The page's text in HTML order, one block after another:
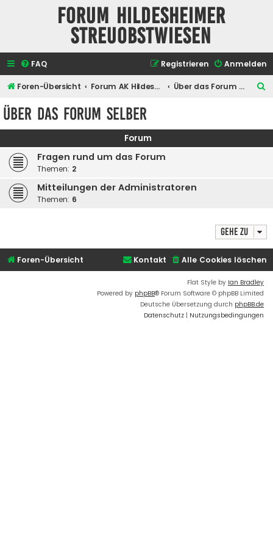
Forum Hildesheimer
Streuobstwiesen
FAQ Anmelden
Registrieren
Foren-Übersicht Forum AK Hildesheimer Streuobstwiesen Über das Forum selber
e
Über das Forum selber
Forum
Fragen rund um das Forum
Themen: 2
Mitteilungen der Administratoren
Themen: 6
Gehe zu
Foren-Übersicht Alle Cookies löschen
Kontakt
Flat Style by Ian Bradley
Powered by phpBB® Forum Software © phpBB Limited
Deutsche Übersetzung durch phpBB.de
Datenschutz | Nutzungsbedingungen